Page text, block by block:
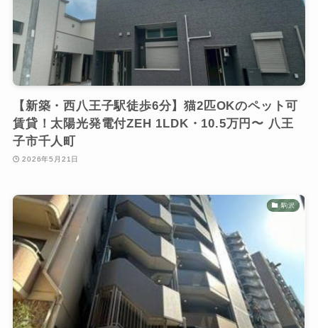
【新築・西八王子駅徒歩6分】猫2匹OKのペット可
賃貸！太陽光発電付ZEH 1LDK・10.5万円〜 八王
子市千人町
2026年5月21日
駒沢